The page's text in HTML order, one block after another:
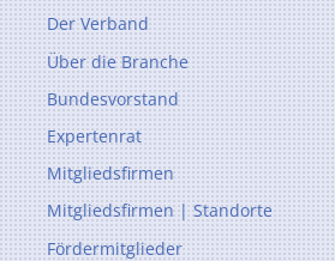
Der Verband
Über die Branche
Bundesvorstand
Expertenrat
Mitgliedsfirmen
Mitgliedsfirmen | Standorte
Fördermitglieder